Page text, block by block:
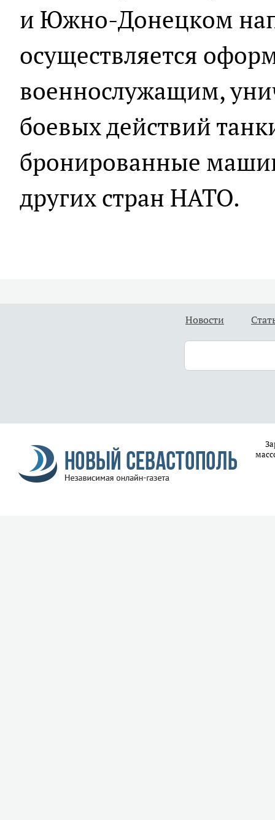
и Южно-Донецком
осуществляется
военнослужащим,
боевых действий
бронированные
других стран НАТО.
Новости